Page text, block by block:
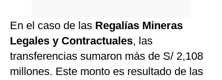
En el caso de las Regalías Mineras
Legales y Contractuales, las
transferencias sumaron más de S/ 2,108
millones. Este monto es resultado de las